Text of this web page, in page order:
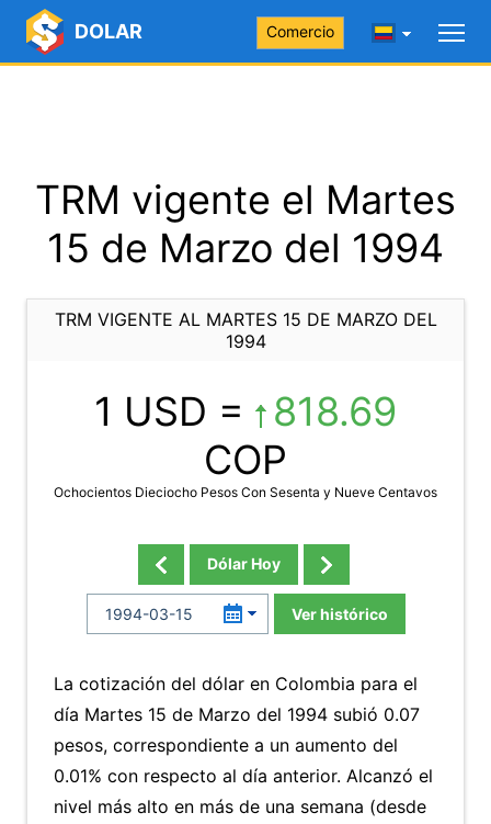
DOLAR Comercio
TRM vigente el Martes
15 de Marzo del 1994
TRM VIGENTE AL MARTES 15 DE MARZO DEL
1994
1 USD =
818.69
COP
Ochocientos Dieciocho Pesos Con Sesenta y Nueve Centavos
Dólar Hoy
Ver histórico
La cotización del dólar en Colombia para el
día Martes 15 de Marzo del 1994 subió 0.07
pesos, correspondiente a un aumento del
0.01% con respecto al día anterior. Alcanzó el
nivel más alto en más de una semana (desde